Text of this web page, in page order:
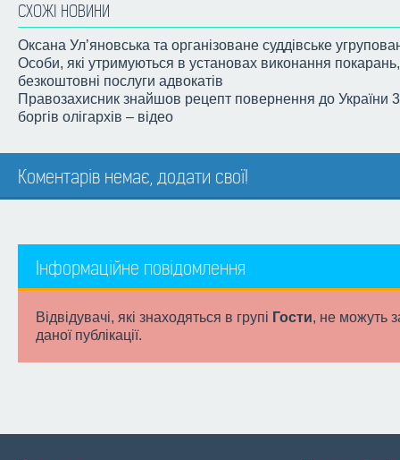
СХОЖІ НОВИНИ
Оксана Ул’яновська та організоване суддівське
Особи, які утримуються в установах виконання
безкоштовні послуги адвокатів
Правозахисник знайшов рецепт повернення до України
боргів олігархів – відео
Коментарів немає, додати свої!
Інформаційне повідомлення
Відвідувачі, які знаходяться в групі Гости, не можуть
даної публікації.